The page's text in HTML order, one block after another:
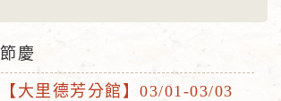
節慶
【大里德芳分館】03/01-03/03